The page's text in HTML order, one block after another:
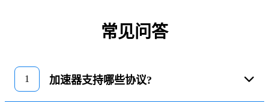
常见问答
1 加速器支持哪些协议?